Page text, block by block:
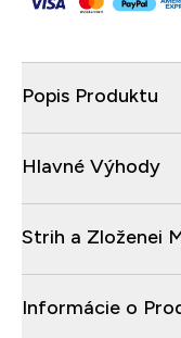
Popis Produktu
Hlavné Výhody
Strih a Zloženei
Informácie o